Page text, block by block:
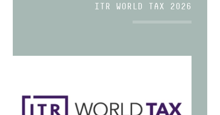
ITR WORLD TAX 2026